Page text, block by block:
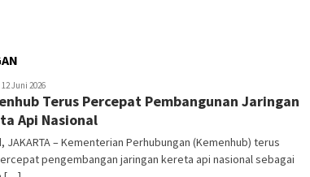
Redaksi
12 Juni 2026
Terus Percepat Pembangunan Jaringan
Api Nasional
JAKARTA – Kementerian Perhubungan (Kemenhub) terus
pengembangan jaringan kereta api nasional sebagai